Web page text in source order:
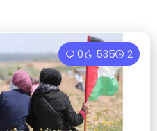
0 535 2